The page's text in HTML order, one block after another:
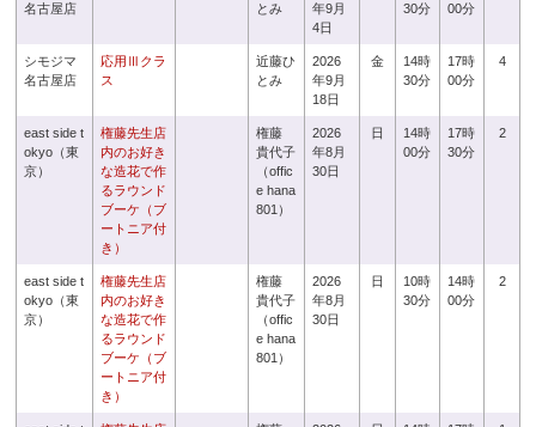
名古屋店
とみ
年9月
4日
30分
00分
シモジマ
名古屋店
応用Ⅲクラ
ス
近藤ひ
とみ
2026
年9月
18日
金
14時
30分
17時
00分
4
east side t
okyo（東
京）
権藤先生店
内のお好き
な造花で作
るラウンド
ブーケ（ブ
ートニア付
き）
権藤
貴代子
（offic
e hana
801）
2026
年8月
30日
日
14時
00分
17時
30分
2
east side t
okyo（東
京）
権藤先生店
内のお好き
な造花で作
るラウンド
ブーケ（ブ
ートニア付
き）
権藤
貴代子
（offic
e hana
801）
2026
年8月
30日
日
10時
30分
14時
00分
2